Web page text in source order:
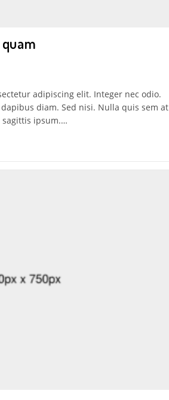
adipiscing elit. Integer nec odio.
diam. Sed nisi. Nulla quis sem at
ipsum.…